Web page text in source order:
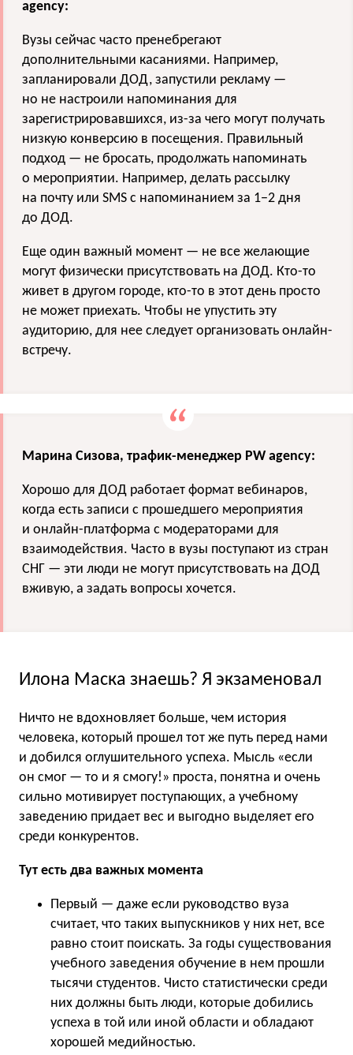
agency:
Вузы сейчас часто пренебрегают
дополнительными касаниями. Например,
запланировали ДОД, запустили рекламу —
но не настроили напоминания для
зарегистрировавшихся, из-за чего могут получать
низкую конверсию в посещения. Правильный
подход — не бросать, продолжать напоминать
о мероприятии. Например, делать рассылку
на почту или SMS с напоминанием за 1−2 дня
до ДОД.
Еще один важный момент — не все желающие
могут физически присутствовать на ДОД. Кто-то
живет в другом городе, кто-то в этот день просто
не может приехать. Чтобы не упустить эту
аудиторию, для нее следует организовать онлайн-
встречу.
Марина Сизова, трафик-менеджер PW agency:
Хорошо для ДОД работает формат вебинаров,
когда есть записи с прошедшего мероприятия
и онлайн-платформа с модераторами для
взаимодействия. Часто в вузы поступают из стран
СНГ — эти люди не могут присутствовать на ДОД
вживую, а задать вопросы хочется.
Илона Маска знаешь? Я экзаменовал
Ничто не вдохновляет больше, чем история
человека, который прошел тот же путь перед нами
и добился оглушительного успеха. Мысль «если
он смог — то и я смогу!» проста, понятна и очень
сильно мотивирует поступающих, а учебному
заведению придает вес и выгодно выделяет его
среди конкурентов.
Тут есть два важных момента
Первый — даже если руководство вуза
считает, что таких выпускников у них нет, все
равно стоит поискать. За годы существования
учебного заведения обучение в нем прошли
тысячи студентов. Чисто статистически среди
них должны быть люди, которые добились
успеха в той или иной области и обладают
хорошей медийностью.